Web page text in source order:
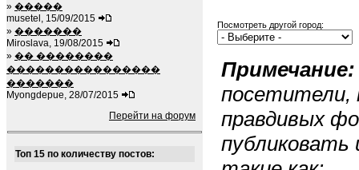
» �����
musetel, 15/09/2015
» �������
Miroslava, 19/08/2015
» �� ��������
����������������
�������
Myongdepue, 28/07/2015
Перейти на форум
Топ 15 по количеству постов:
Посмотреть другой город:
Примечание:
посетители,
правдивых
публиковать